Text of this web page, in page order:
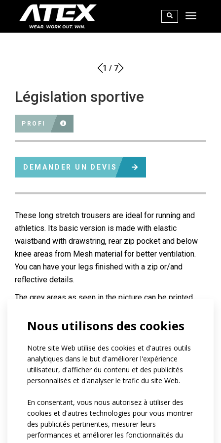
Nous utilisons des cookies
Notre site Web utilise des cookies et d'autres outils
analytiques dans le but d'améliorer l'expérience
utilisateur, d'afficher du contenu et des publicités
personnalisés et d'analyser le trafic du site Web.
En consentant, vous nous autorisez à utiliser des
cookies et d'autres technologies pour vous montrer
des publicités pertinentes, mesurer leurs
performances et améliorer les fonctionnalités du
Législation sportive
PROFI
DEMANDER UN DEVIS
These long stretch trousers are ideal for running and
athletics. Its basic version is made with elastic
waistband with drawstring, rear zip pocket and below
knee areas from Mesh material for better ventilation.
You can have your legs finished with a zip or/and
reflective details.
The grey areas as seen in the picture can be printed
Référence:
at89.54
Matériau:
Espan grit
Mesh
Variantes:
Pánská / Dámská / Dětská
Tailles adulte:
XS / S / M / L / XL / XXL / 3XL
1 / 7